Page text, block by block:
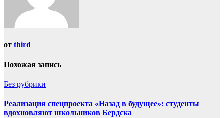
от third
Похожая запись
Без рубрики
Реализация спецпроекта «Назад в будущее»: студенты
вдохновляют школьников Бердска